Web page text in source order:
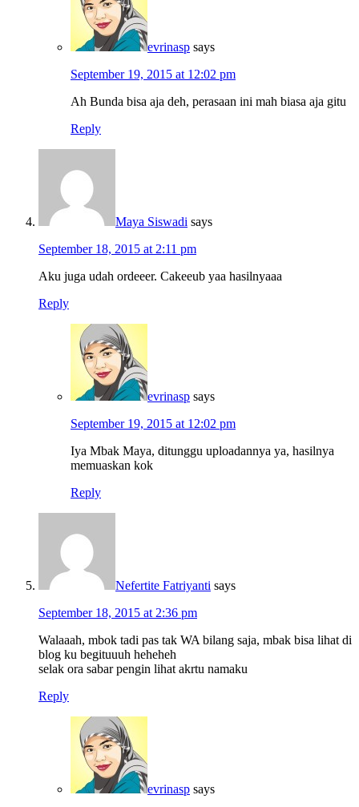
evrinasp says
September 19, 2015 at 12:02 pm
Ah Bunda bisa aja deh, perasaan ini mah biasa aja gitu
Reply
Maya Siswadi says
September 18, 2015 at 2:11 pm
Aku juga udah ordeeer. Cakeeub yaa hasilnyaaa
Reply
evrinasp says
September 19, 2015 at 12:02 pm
Iya Mbak Maya, ditunggu uploadannya ya, hasilnya
memuaskan kok
Reply
Nefertite Fatriyanti says
September 18, 2015 at 2:36 pm
Walaaah, mbok tadi pas tak WA bilang saja, mbak bisa lihat di
blog ku begituuuh heheheh
selak ora sabar pengin lihat akrtu namaku
Reply
evrinasp says